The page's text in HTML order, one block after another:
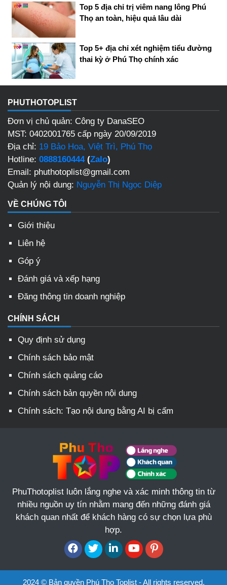
Top 5 địa chỉ trị viêm nang lông Phú
Thọ an toàn, hiệu quả lâu dài
Top 5+ địa chỉ xét nghiệm tiểu đường
thai kỳ ở Phú Thọ chính xác
PHUTHOTOPLIST
Đơn vị chủ quản: Công ty DanaSEO
MST: 0402001765 cấp ngày 20/09/2019
Địa chỉ: 19 Bảo Hoa, Việt Trì, Phú Thọ
Hotline: 0888160444(Zalo)
Email: phuthotoplist@gmail.com
Quản lý nội dung: Nguyễn Thị Ngọc Diệp
VỀ CHÚNG TÔI
Giới thiệu
Liên hệ
Góp ý
Đánh giá và xếp hạng
Đăng thông tin doanh nghiệp
CHÍNH SÁCH
Quy định sử dụng
Chính sách bảo mật
Chính sách quảng cáo
Chính sách bản quyền nội dung
Chính sách: Tạo nội dung bằng AI bị cấm
PhuThotoplist luôn lắng nghe và xác minh thông tin từ
nhiều nguồn uy tín nhằm mang đến những đánh giá
khách quan nhất để khách hàng có sự chọn lựa phù
hợp.
2024 © Bản quyền Phú Thọ Toplist - All rights reserved.